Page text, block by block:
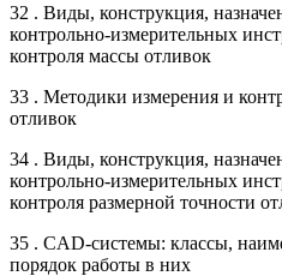
32 . Виды, конструкция,
контрольно-измерительных
контроля массы отливок
33 . Методики измерения и
отливок
34 . Виды, конструкция,
контрольно-измерительных
контроля размерной точности
35 . CAD-системы: классы,
порядок работы в них